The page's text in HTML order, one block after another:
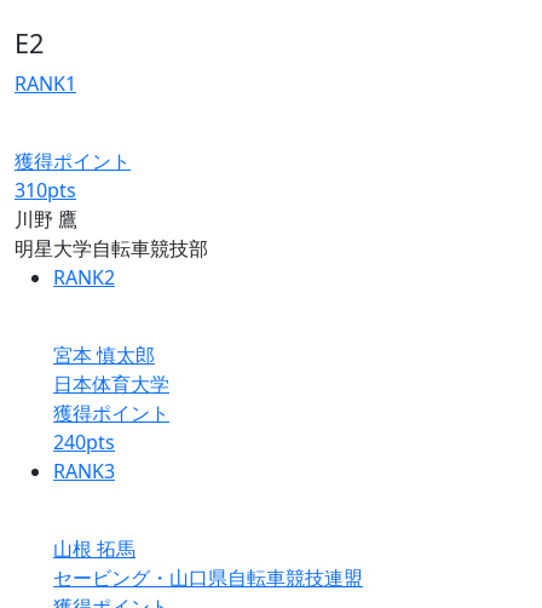
E2
RANK1
獲得ポイント
310pts
川野 鷹
明星大学自転車競技部
RANK2
宮本 慎太郎
日本体育大学
獲得ポイント
240pts
RANK3
山根 拓馬
セービング・山口県自転車競技連盟